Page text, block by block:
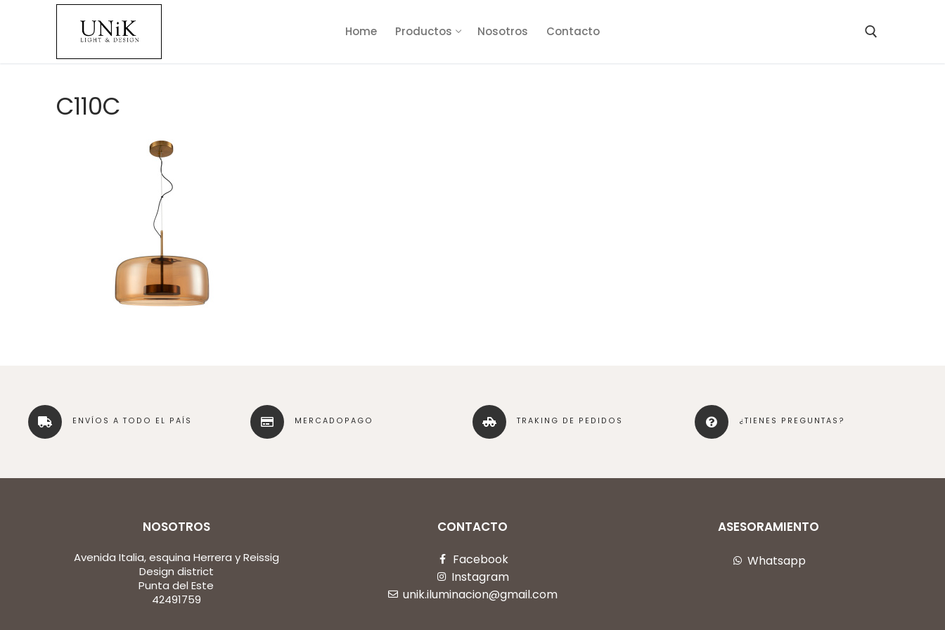
Home Productos Nosotros Contacto
C110C
ENVÍOS A TODO EL PAÍS MERCADOPAGO TRAKING DE PEDIDOS ¿TIENES PREGUNTAS?
NOSOTROS
Avenida Italia, esquina Herrera y Reissig
Design district
Punta del Este
42491759
CONTACTO
Facebook
Instagram
unik.iluminacion@gmail.com
ASESORAMIENTO
Whatsapp